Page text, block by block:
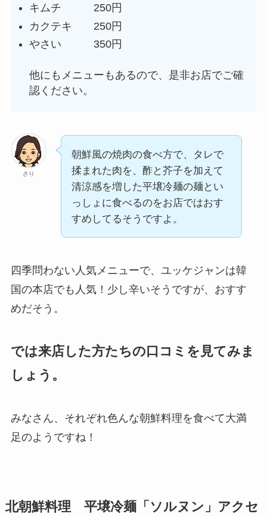
キムチ 250円
カクテキ 250円
やさい 350円
他にもメニューもあるので、是非お店でご確
認ください。
さり
朝鮮風の焼肉の食べ方で、タレで
揉まれた肉を、酢と芥子を加えて
清涼感を増した平壌冷麺の麺とい
っしょに食べるのをお店ではおす
すめしてるそうですよ。
四季問わない人気メニューで、ユッケジャンは韓
国の本店でも人気！少し辛いそうですが、おすす
めだそう。
では来店した方たちの口コミを見てみま
しょう。
みなさん、それぞれ色んな朝鮮料理を食べて大満
足のようですね！
北朝鮮料理 平壌冷麺「ソルヌン」アクセ